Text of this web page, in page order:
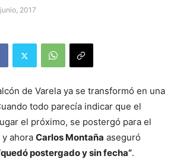
2017
de Varela ya se transformó en una
todo parecía indicar que el
el próximo, se postergó para el
ahora Carlos Montaña aseguró
postergado y sin fecha”.